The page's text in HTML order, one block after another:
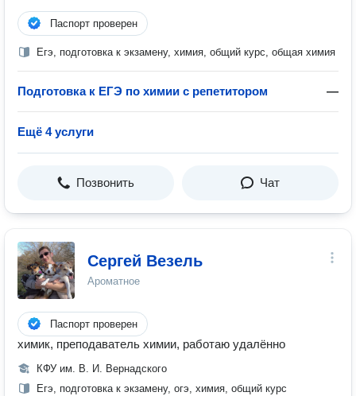
Паспорт проверен
Егэ, подготовка к экзамену, химия, общий курс, общая химия
Подготовка к ЕГЭ по химии с репетитором —
Ещё 4 услуги
Позвонить Чат
Сергей Везель
Ароматное
Паспорт проверен
химик, преподаватель химии, работаю удалённо
КФУ им. В. И. Вернадского
Егэ, подготовка к экзамену, огэ, химия, общий курс